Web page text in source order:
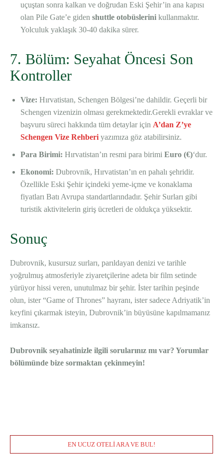
uçuştan sonra kalkan ve doğrudan Eski Şehir’in ana kapısı
olan Pile Gate’e giden shuttle otobüslerini kullanmaktır.
Yolculuk yaklaşık 30-40 dakika sürer.
7. Bölüm: Seyahat Öncesi Son
Kontroller
Vize: Hırvatistan, Schengen Bölgesi’ne dahildir. Geçerli bir
Schengen vizenizin olması gerekmektedir.Gerekli evraklar ve
başvuru süreci hakkında tüm detaylar için A’dan Z’ye
Schengen Vize Rehberi yazımıza göz atabilirsiniz.
Para Birimi: Hırvatistan’ın resmi para birimi Euro (€)‘dur.
Ekonomi: Dubrovnik, Hırvatistan’ın en pahalı şehridir.
Özellikle Eski Şehir içindeki yeme-içme ve konaklama
fiyatları Batı Avrupa standartlarındadır. Şehir Surları gibi
turistik aktivitelerin giriş ücretleri de oldukça yüksektir.
Sonuç
Dubrovnik, kusursuz surları, parıldayan denizi ve tarihle
yoğrulmuş atmosferiyle ziyaretçilerine adeta bir film setinde
yürüyor hissi veren, unutulmaz bir şehir. İster tarihin peşinde
olun, ister “Game of Thrones” hayranı, ister sadece Adriyatik’in
keyfini çıkarmak isteyin, Dubrovnik’in büyüsüne kapılmamanız
imkansız.
Dubrovnik seyahatinizle ilgili sorularınız mı var? Yorumlar
bölümünde bize sormaktan çekinmeyin!
EN UCUZ OTELI ARA VE BUL!